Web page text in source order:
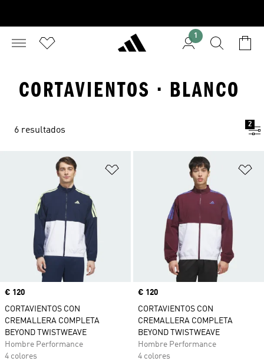
1
CORTAVIENTOS · BLANCO
6 resultados
2
Añadir a la lista de deseos
Precio
€ 120
CORTAVIENTOS CON
CREMALLERA COMPLETA
BEYOND TWISTWEAVE
Hombre Performance
4 colores
Precio
€ 120
CORTAVIENTOS CON
CREMALLERA COMPLETA
BEYOND TWISTWEAVE
Hombre Performance
4 colores